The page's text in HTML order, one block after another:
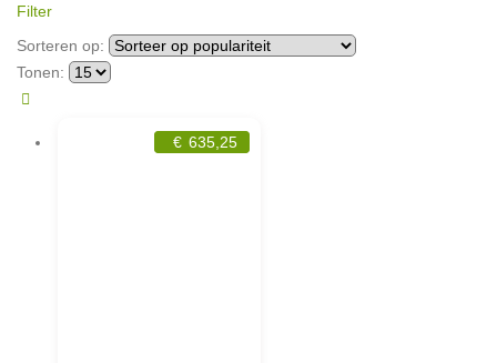
Filter
Sorteren op:
Tonen:
€ 635,25